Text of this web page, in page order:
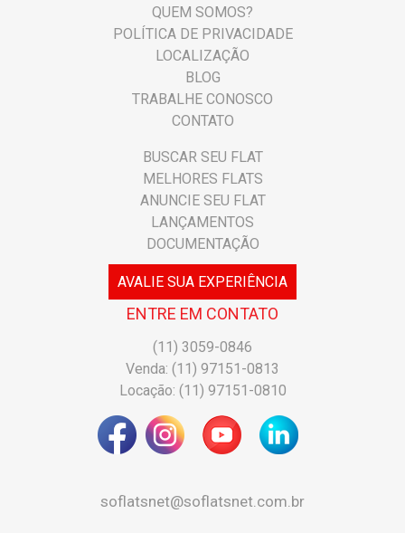
QUEM SOMOS?
POLÍTICA DE PRIVACIDADE
LOCALIZAÇÃO
BLOG
TRABALHE CONOSCO
CONTATO
BUSCAR SEU FLAT
MELHORES FLATS
ANUNCIE SEU FLAT
LANÇAMENTOS
DOCUMENTAÇÃO
AVALIE SUA EXPERIÊNCIA
ENTRE EM CONTATO
(11) 3059-0846
Venda: (11) 97151-0813
Locação: (11) 97151-0810
soflatsnet@soflatsnet.com.br